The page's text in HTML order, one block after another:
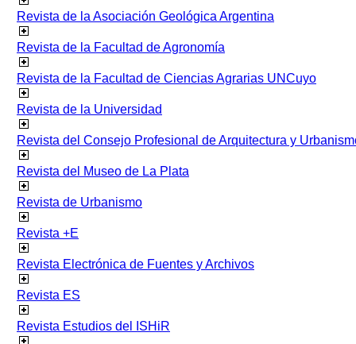
Revista de la Asociación Geológica Argentina
Revista de la Facultad de Agronomía
Revista de la Facultad de Ciencias Agrarias UNCuyo
Revista de la Universidad
Revista del Consejo Profesional de Arquitectura y
Revista del Museo de La Plata
Revista de Urbanismo
Revista +E
Revista Electrónica de Fuentes y Archivos
Revista ES
Revista Estudios del ISHiR